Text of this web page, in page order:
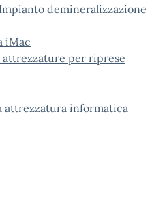
demineralizzazione
iMac
attrezzature per riprese
attrezzatura informatica